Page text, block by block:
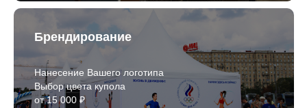
Брендирование
Нанесение Вашего логотипа
Выбор цвета купола
от 15 000 ₽